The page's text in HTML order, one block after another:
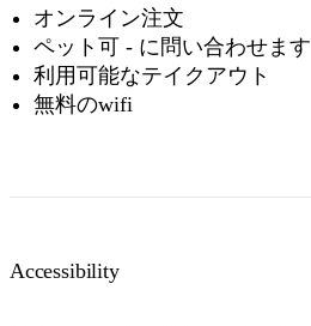
オンライン注文
ペット可 - に問い合わせます
利用可能なテイクアウト
無料のwifi
Accessibility